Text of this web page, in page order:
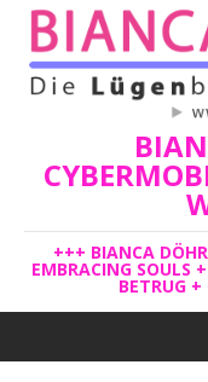
+++ BIANCA
EMBRACING SOULS
BETRUG